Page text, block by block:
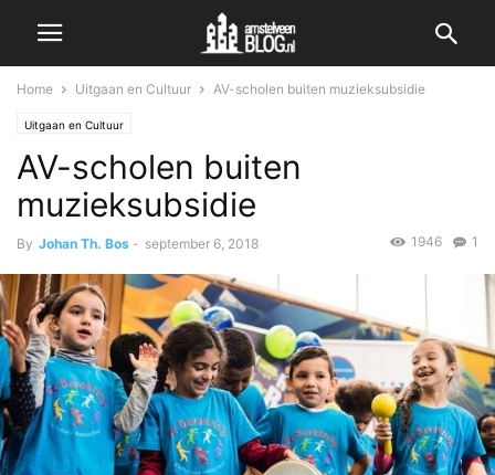
Home Uitgaan en Cultuur AV-scholen buiten muzieksubsidie
Uitgaan en Cultuur
AV-scholen buiten
muzieksubsidie
By Johan Th. Bos - september 6, 2018 1
1946